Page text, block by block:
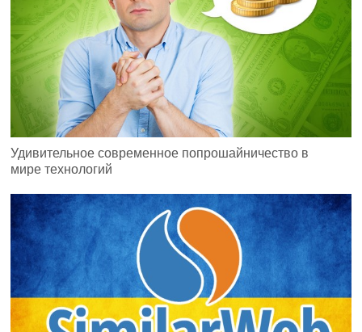
Удивительное современное попрошайничество в
мире технологий